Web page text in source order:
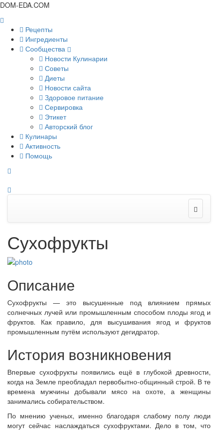
DOM-EDA.COM
Рецепты
Ингредиенты
Сообщества
Новости Кулинарии
Советы
Диеты
Новости сайта
Здоровое питание
Сервировка
Этикет
Авторский блог
Кулинары
Активность
Помощь
Сухофрукты
Описание
Сухофрукты — это высушенные под влиянием прямых
солнечных лучей или промышленным способом плоды ягод и
фруктов. Как правило, для высушивания ягод и фруктов
промышленным путём используют дегидратор.
История возникновения
Впервые сухофрукты появились ещё в глубокой древности,
когда на Земле преобладал первобытно-общинный строй. В те
времена мужчины добывали мясо на охоте, а женщины
занимались собирательством.
По мнению ученых, именно благодаря слабому полу люди
могут сейчас наслаждаться сухофруктами. Дело в том, что